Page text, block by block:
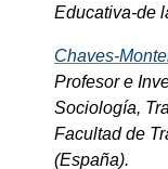
Educativa-de
Chaves-
Profesor e
Sociología,
Facultad de
(España).